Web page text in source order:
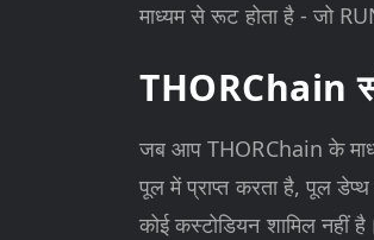
माध्यम से रूट होता है - जो
THORChain
जब आप THORChain के
पूल में प्राप्त करता है, पूल
कोई कस्टोडियन शामिल नहीं है।